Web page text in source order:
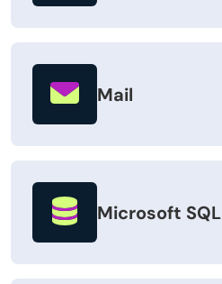
Mail
Microsoft